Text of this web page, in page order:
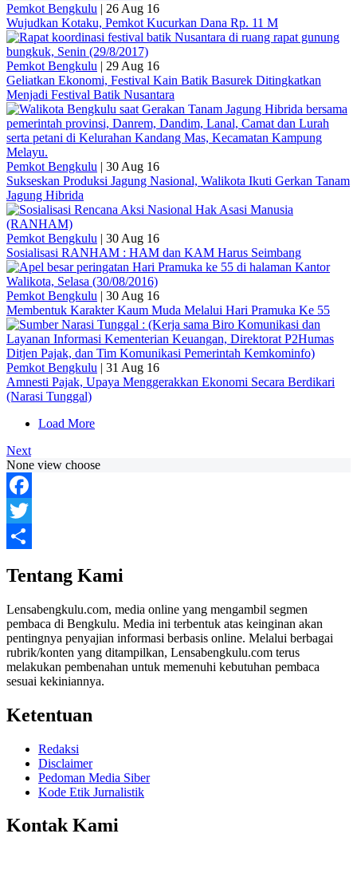
Pemkot Bengkulu | 26 Aug 16
Wujudkan Kotaku, Pemkot Kucurkan Dana Rp. 11 M
Pemkot Bengkulu | 29 Aug 16
Geliatkan Ekonomi, Festival Kain Batik Basurek Ditingkatkan
Menjadi Festival Batik Nusantara
Pemkot Bengkulu | 30 Aug 16
Sukseskan Produksi Jagung Nasional, Walikota Ikuti Gerkan Tanam
Jagung Hibrida
Pemkot Bengkulu | 30 Aug 16
Sosialisasi RANHAM : HAM dan KAM Harus Seimbang
Pemkot Bengkulu | 30 Aug 16
Membentuk Karakter Kaum Muda Melalui Hari Pramuka Ke 55
Pemkot Bengkulu | 31 Aug 16
Amnesti Pajak, Upaya Menggerakkan Ekonomi Secara Berdikari
(Narasi Tunggal)
Load More
Next
None view choose
Facebook
Twitter
Tentang Kami
Lensabengkulu.com, media online yang mengambil segmen
pembaca di Bengkulu. Media ini terbentuk atas keinginan akan
pentingnya penyajian informasi berbasis online. Melalui berbagai
rubrik/konten yang ditampilkan, Lensabengkulu.com terus
melakukan pembenahan untuk memenuhi kebutuhan pembaca
sesuai kekiniannya.
Ketentuan
Redaksi
Disclaimer
Pedoman Media Siber
Kode Etik Jurnalistik
Kontak Kami